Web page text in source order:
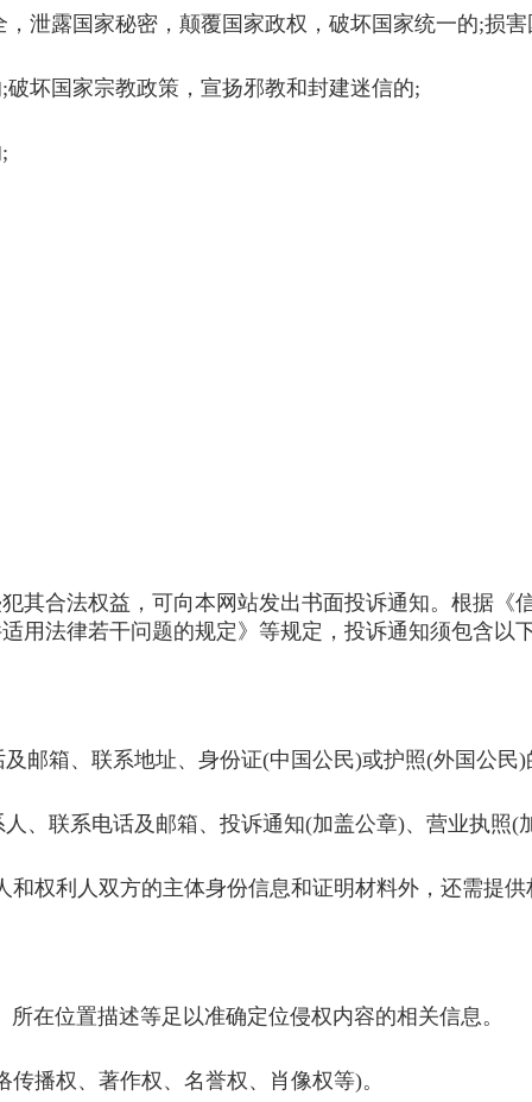
露国家秘密，颠覆国家政权，破坏国家统一的;损害
国家宗教政策，宣扬邪教和封建迷信的;
合法权益，可向本网站发出书面投诉通知。根据《
用法律若干问题的规定》等规定，投诉通知须包含以
箱、联系地址、身份证(中国公民)或护照(外国公民)
联系电话及邮箱、投诉通知(加盖公章)、营业执照(
利人双方的主体身份信息和证明材料外，还需提供
位置描述等足以准确定位侵权内容的相关信息。
权、著作权、名誉权、肖像权等)。